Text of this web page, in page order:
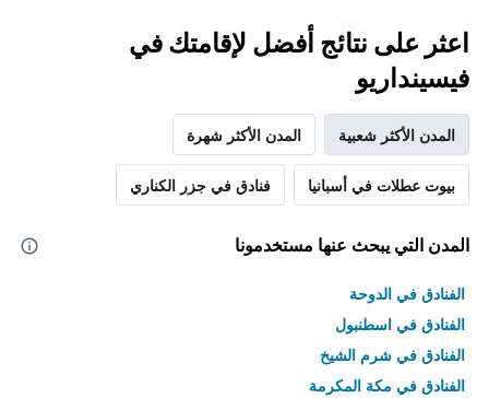
اعثر على نتائج أفضل لإقامتك في
فيسينداريو
المدن الأكثر شعبية المدن الأكثر شهرة
بيوت عطلات في أسبانيا فنادق في جزر الكناري
المدن التي يبحث عنها مستخدمونا
الفنادق في الدوحة
الفنادق في اسطنبول
الفنادق في شرم الشيخ
الفنادق في مكة المكرمة